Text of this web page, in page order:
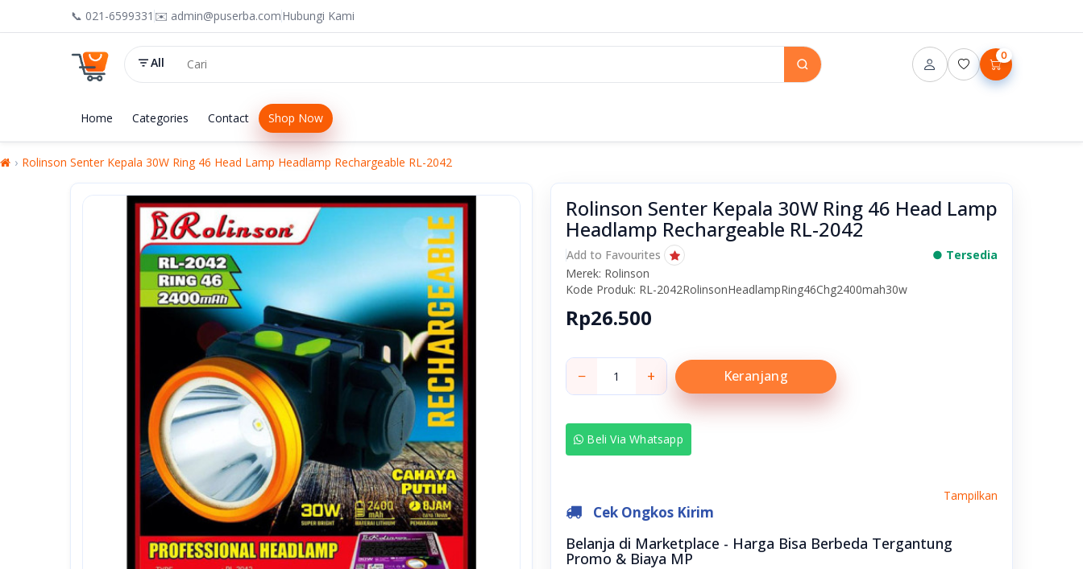
📞 021-6599331 ✉️ admin@puserba.comHubungi Kami
All 0
Home Categories Contact Shop Now
Rolinson Senter Kepala 30W Ring 46 Head Lamp Headlamp Rechargeable RL-2042
Rolinson Senter Kepala 30W Ring 46 Head Lamp
Headlamp Rechargeable RL-2042
Add to Favourites
● Tersedia
Merek: Rolinson
Kode Produk: RL-2042RolinsonHeadlampRing46Chg2400mah30w
Rp26.500
− + Keranjang
Beli Via Whatsapp
Cek Ongkos Kirim
Tampilkan
Belanja di Marketplace - Harga Bisa Berbeda Tergantung
Promo & Biaya MP